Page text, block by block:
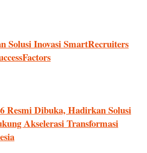
Solusi Inovasi SmartRecruiters
Resmi Dibuka, Hadirkan Solusi
Akselerasi Transformasi